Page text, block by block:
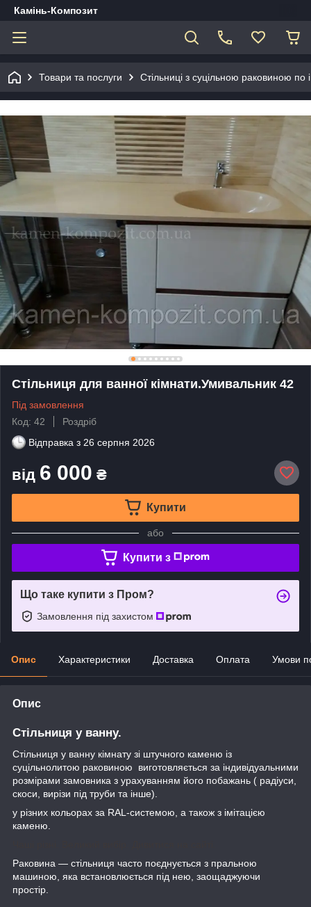
Камінь-Композит
Товари та послуги Стільниці з суцільною раковиною по
Стільниця для ванної кімнати.Умивальник 42
Під замовлення
Код: 42
Роздріб
Відправка з 26 серпня 2026
від 6 000 ₴
Купити
або
Купити з
Що таке купити з Пром?
Замовлення під захистом
Опис Характеристики Доставка Оплата Умови
Опис
Стільниця у ванну.
Стільниця у ванну кімнату зі штучного каменю із
суцільнолитою раковиною виготовляється за індивідуальними
розмірами замовника з урахуванням його побажань ( радіуси,
скоси, вирізи під труби та інше).
у різних кольорах за RAL-системою, а також з імітацією
каменю.
Раковина — стільниця часто поєднується з пральною
машиною, яка встановлюється під нею, заощаджуючи
простір.